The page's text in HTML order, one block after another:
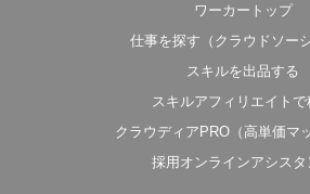
ワーカートップ
仕事を探す（クラウドソーシ
スキルを出品する
スキルアフィリエイトで
クラウディアPRO（高単価マ
採用オンラインアシスタ